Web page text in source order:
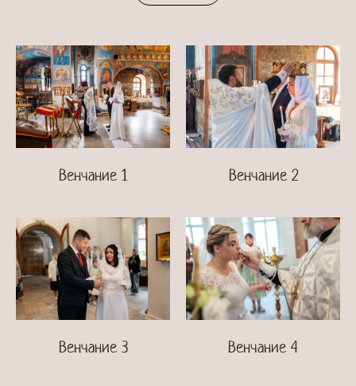
Венчание 1 Венчание 2
Венчание 3 Венчание 4